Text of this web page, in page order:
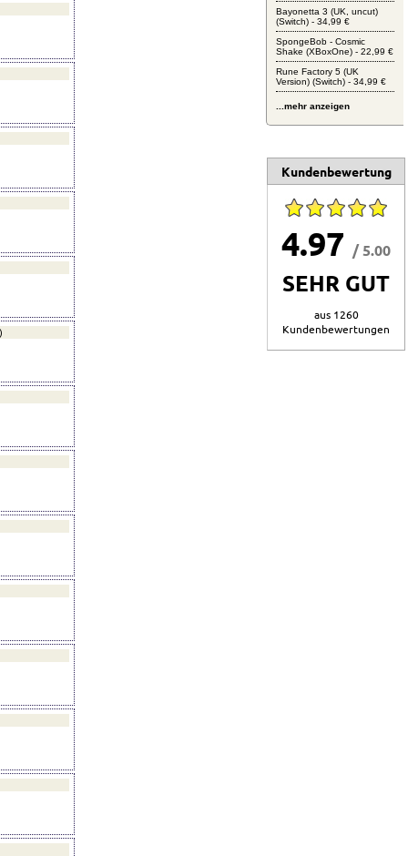
Bayonetta 3 (UK, uncut)
(Switch) - 34,99 €
SpongeBob - Cosmic
Shake (XBoxOne) - 22,99 €
Rune Factory 5 (UK
Version) (Switch) - 34,99 €
...mehr anzeigen
Kundenbewertung
4.97 / 5.00
SEHR GUT
aus 1260
Kundenbewertungen